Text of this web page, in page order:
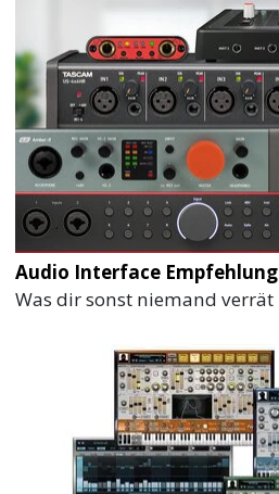
Audio Interface Empfehlung
Was dir sonst niemand verrät